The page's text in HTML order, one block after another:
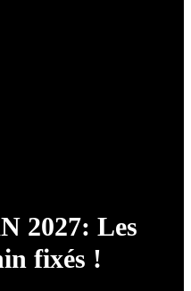
2027: Les
fixés !